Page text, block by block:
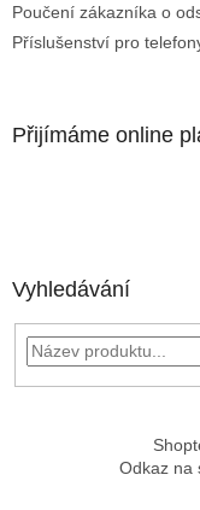
Poučení zákazníka o
Příslušenství pro
Přijímáme online
Vyhledávání
Odkaz na